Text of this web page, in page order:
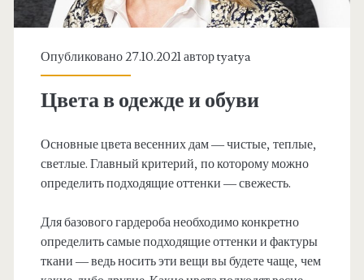
Опубликовано 27.10.2021 авторtyatya
Цвета в одежде и обуви
Основные цвета весенних дам — чистые, теплые,
светлые. Главный критерий, по которому можно
определить подходящие оттенки — свежесть.
Для базового гардероба необходимо конкретно
определить самые подходящие оттенки и фактуры
ткани — ведь носить эти вещи вы будете чаще, чем